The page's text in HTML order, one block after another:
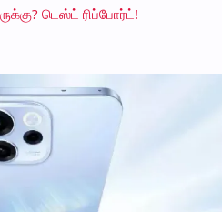
டெஸ்ட் ரிப்போர்ட்!